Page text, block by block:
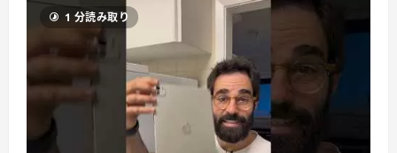
1 分読み取り